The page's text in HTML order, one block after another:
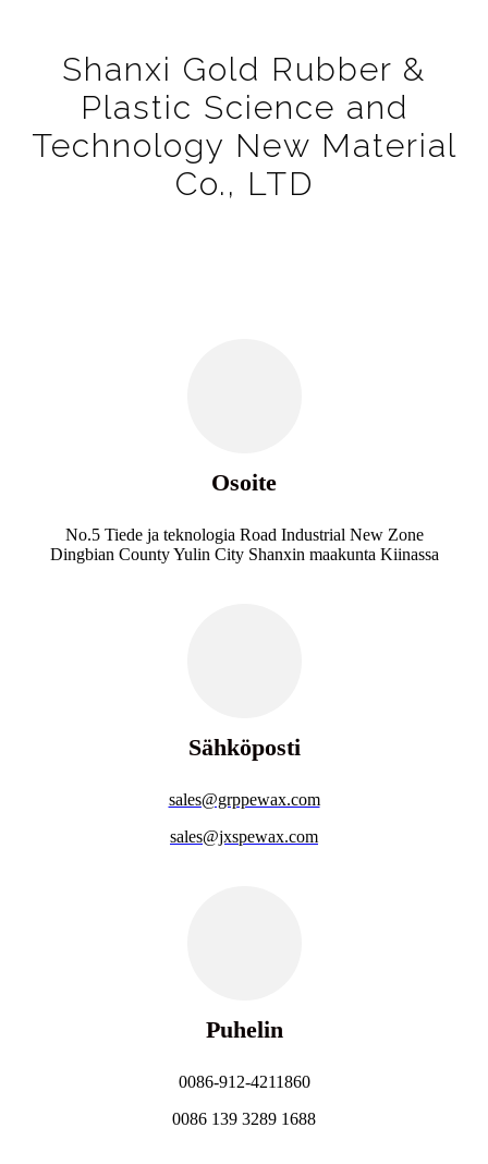
Shanxi Gold Rubber &
Plastic Science and
Technology New Material
Co., LTD
Osoite
No.5 Tiede ja teknologia Road Industrial New Zone
Dingbian County Yulin City Shanxin maakunta Kiinassa
Sähköposti
sales@grppewax.com
sales@jxspewax.com
Puhelin
0086-912-4211860
0086 139 3289 1688